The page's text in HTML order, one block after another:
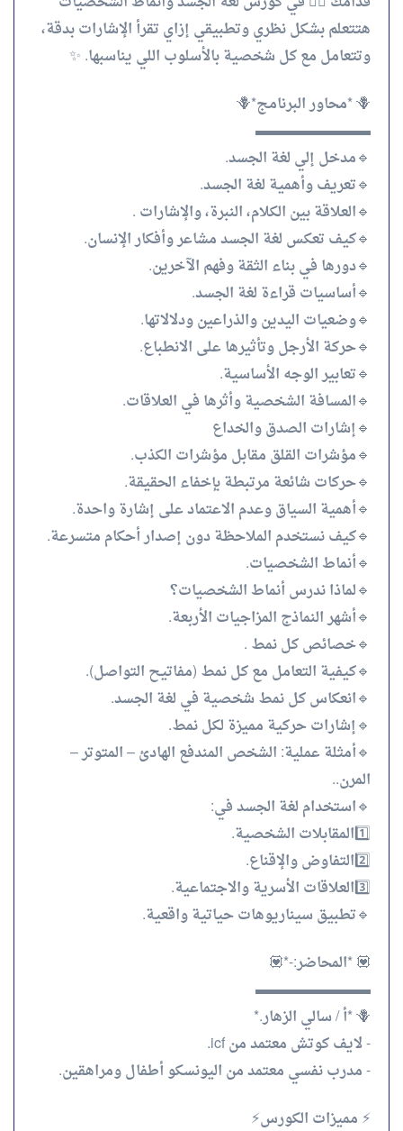
هتتعلم بشكل نظري وتطبيقي إزاي تقرأ الإشارات بدقة،
وتتعامل مع كل شخصية بالأسلوب اللي يناسبها. ✨
🪻 *محاور البرنامج*🪻
▬▬▬▬▬▬▬▬
🔹مدخل إلي لغة الجسد.
🔹تعريف وأهمية لغة الجسد.
🔹العلاقة بين الكلام، النبرة، والإشارات .
🔹كيف تعكس لغة الجسد مشاعر وأفكار الإنسان.
🔹دورها في بناء الثقة وفهم الآخرين.
🔹أساسيات قراءة لغة الجسد.
🔹وضعيات اليدين والذراعين ودلالاتها.
🔹حركة الأرجل وتأثيرها على الانطباع.
🔹تعابير الوجه الأساسية.
🔹المسافة الشخصية وأثرها في العلاقات.
🔹إشارات الصدق والخداع
🔹مؤشرات القلق مقابل مؤشرات الكذب.
🔹حركات شائعة مرتبطة بإخفاء الحقيقة.
🔹أهمية السياق وعدم الاعتماد على إشارة واحدة.
🔹كيف نستخدم الملاحظة دون إصدار أحكام متسرعة.
🔹أنماط الشخصيات.
🔹لماذا ندرس أنماط الشخصيات؟
🔹أشهر النماذج المزاجيات الأربعة.
🔹خصائص كل نمط .
🔹كيفية التعامل مع كل نمط (مفاتيح التواصل).
🔹انعكاس كل نمط شخصية في لغة الجسد.
🔹إشارات حركية مميزة لكل نمط.
🔹أمثلة عملية: الشخص المندفع الهادئ – المتوتر –
المرن..
🔹استخدام لغة الجسد في:
1️⃣المقابلات الشخصية.
2️⃣التفاوض والإقناع.
3️⃣العلاقات الأسرية والاجتماعية.
🔹تطبيق سيناريوهات حياتية واقعية.
💟 *المحاضر:-*💟
▬▬▬▬▬▬▬▬
🪻 *أ / سالي الزهار.*
- لايف كوتش معتمد من icf.
- مدرب نفسي معتمد من اليونسكو أطفال ومراهقين.
⚡ مميزات الكورس⚡